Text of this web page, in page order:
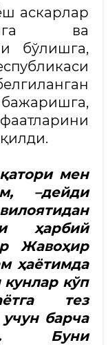
аскарлар
ва
бўлишга,
мен
–дейди
ҳарбий
Жавоҳир
ҳаётимда
кунлар кўп
тез
барча
Буни